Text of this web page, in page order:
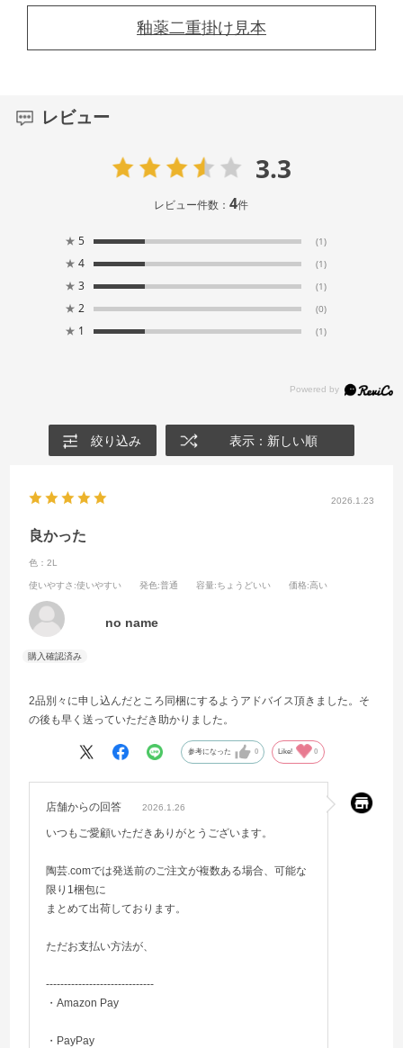
釉薬二重掛け見本
レビュー
3.3
レビュー件数：4件
★ 5 (1)
★ 4 (1)
★ 3 (1)
★ 2 (0)
★ 1 (1)
絞り込み 表示：新しい順
2026.1.23
良かった
色：2L
使いやすさ :使いやすい 発色:普通 容量:ちょうどいい 価格:高い
no name
2品別々に申し込んだところ同梱にするようアドバイス頂きました。そ
の後も早く送っていただき助かりました。
参考になった 0 Like! 0
店舗からの回答 2026.1.26
いつもご愛顧いただきありがとうございます。
陶芸.comでは発送前のご注文が複数ある場合、可能な
限り1梱包に
まとめて出荷しております。
ただお支払い方法が、
------------------------------
・Amazon Pay
・PayPay